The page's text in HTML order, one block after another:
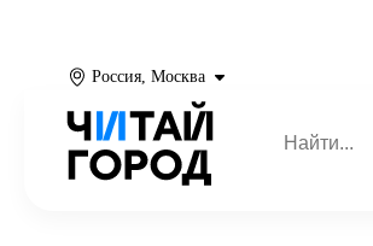
Россия, Москва